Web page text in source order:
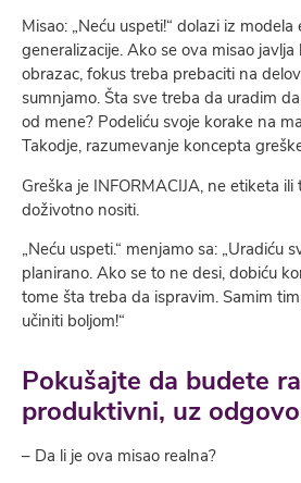
Misao: „Neću uspeti!“ dolazi iz
generalizacije. Ako se ova misao
obrazac, fokus treba prebaciti na
sumnjamo. Šta sve treba da uradim
od mene? Podeliću svoje korake na
Takodje, razumevanje koncepta
Greška je INFORMACIJA, ne etiketa
doživotno nositi.
„Neću uspeti.“ menjamo sa: „Uradiću
planirano. Ako se to ne desi, dobiću
tome šta treba da ispravim. Samim
učiniti boljom!“
Pokušajte da budete
produktivni, uz
– Da li je ova misao realna?